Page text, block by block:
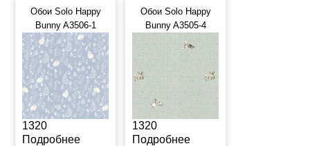
Обои Solo Happy
Bunny A3506-1
1320
Подробнее
Обои Solo Happy
Bunny A3505-4
1320
Подробнее